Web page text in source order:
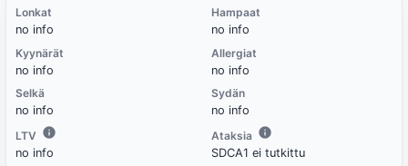
Lonkat
no info
Kyynärät
no info
Selkä
no info
LTV
no info
Hampaat
no info
Allergiat
no info
Sydän
no info
Ataksia
SDCA1 ei tutkittu